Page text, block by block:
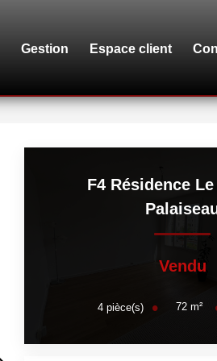
Gestion Espace client
F4 Résidence
Vendu
4pièce(s) 72m²